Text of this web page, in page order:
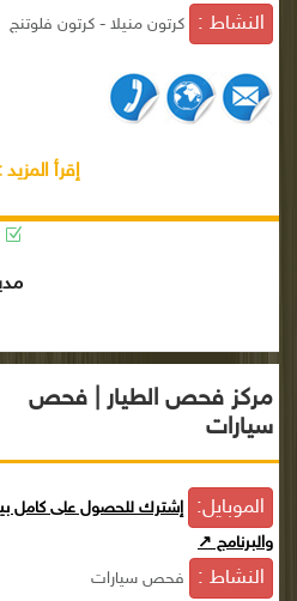
النشاط : كرتون منيلا - كرتون فلوتنج
إقرأ
مركز فحص الطيار | فحص
سيارات
الموبايل: إشترك للحصول على كامل
والبرنامج ↗
النشاط : فحص سيارات